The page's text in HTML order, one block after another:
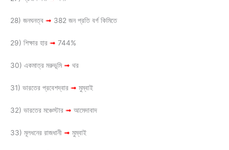
28) জনঘনত্ব ➟ 382 জন প্রতি বর্গ কিমিতে
29) শিক্ষার হার ➟ 744%
30) একমাত্র মরুভূমি➟ থর
31) ভারতের প্রবেশদ্বার ➟ মুম্বাই
32) ভারতের মঞ্চেস্টার ➟ আমেদাবাদ
33) মূলধনের রাজধানী ➟ মুম্বাই